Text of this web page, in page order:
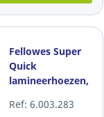
Fellowes Super
Quick
lamineerhoezen,
micr, glanzend,
Ref: 6.003.283